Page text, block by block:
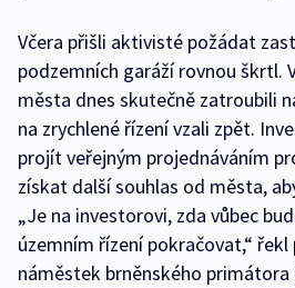
Včera přišli aktivisté požádat
podzemních garáží rovnou škrtl.
města dnes skutečně zatroubili
na zrychlené řízení vzali zpět.
projít veřejným projednáváním
získat další souhlas od města,
„Je na investorovi, zda vůbec
územním řízení pokračovat,“
náměstek brněnského primátora